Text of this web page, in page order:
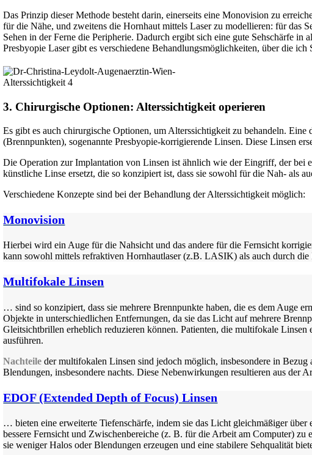
Das Prinzip dieser Methode besteht darin, einerseits eine Monovision zu
für die Nähe, und zweitens die Hornhaut mittels Laser zu modellieren: für das
Sehen in der Ferne die Peripherie. Dadurch ergibt sich eine gute Sehschärfe in
Presbyopie Laser gibt es verschiedene Behandlungsmöglichkeiten, über die ich
3. Chirurgische Optionen: Alterssichtigkeit operieren
Es gibt es auch chirurgische Optionen, um Alterssichtigkeit zu behandeln.
(Brennpunkten), sogenannte Presbyopie-korrigierende Linsen. Diese Linsen
Die Operation zur Implantation von Linsen ist ähnlich wie der Eingriff, der bei
künstliche Linse ersetzt, die so konzipiert ist, dass sie sowohl für die Nah- als
Verschiedene Konzepte sind bei der Behandlung der Alterssichtigkeit möglich:
Monovision
Hierbei wird ein Auge für die Nahsicht und das andere für die Fernsicht
kann sowohl mittels refraktiven Hornhautlaser (z.B. LASIK) als auch durch
Multifokale Linsen
… sind so konzipiert, dass sie mehrere Brennpunkte haben, die es dem Auge
Objekte in unterschiedlichen Entfernungen, da sie das Licht auf mehrere
Gleitsichtbrillen erheblich reduzieren können. Patienten, die multifokale
ausführen.
Nachteileder multifokalen Linsen sind jedoch möglich, insbesondere in
Blendungen, insbesondere nachts. Diese Nebenwirkungen resultieren aus
EDOF (Extended Depth of Focus) Linsen
… bieten eine erweiterte Tiefenschärfe, indem sie das Licht gleichmäßiger
bessere Fernsicht und Zwischenbereiche (z. B. für die Arbeit am Computer)
sie weniger Halos oder Blendungen erzeugen und eine stabilere Sehqualität